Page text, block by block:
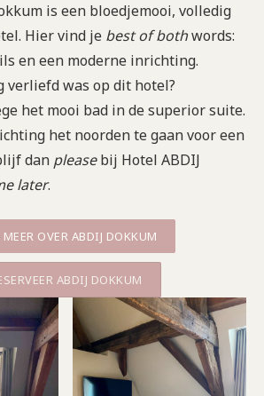
is een bloedjemooi, volledig
Hier vind je best of bothwords:
en een moderne inrichting.
verliefd was op dit hotel?
het mooi bad in de superior suite.
het noorden te gaan voor een
dan pleasebij Hotel ABDIJ
later.
MEER OVER ABDIJ DOKKUM
ABDIJ DOKKUM